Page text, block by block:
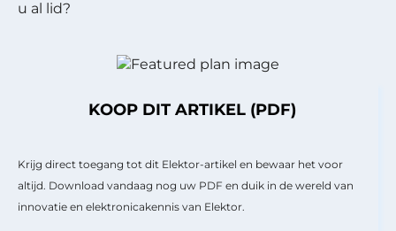
u al lid?
KOOP DIT ARTIKEL (PDF)
Krijg direct toegang tot dit Elektor-artikel en bewaar het voor
altijd. Download vandaag nog uw PDF en duik in de wereld van
innovatie en elektronicakennis van Elektor.